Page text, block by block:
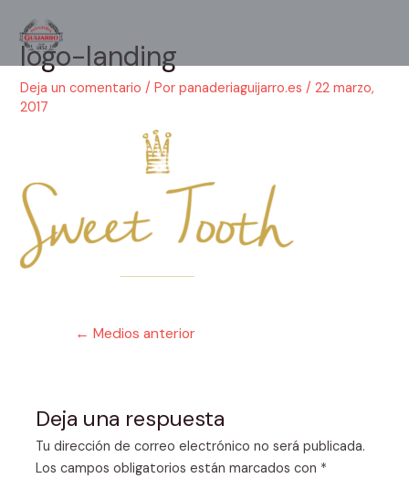
contenido
logo-landing
Deja un comentario / Porpanaderiaguijarro.es/22 marzo,
2017
Navegación
← Medios anterior
Deja una respuesta
Tu dirección de correo electrónico no será publicada.
Los campos obligatorios están marcados con *